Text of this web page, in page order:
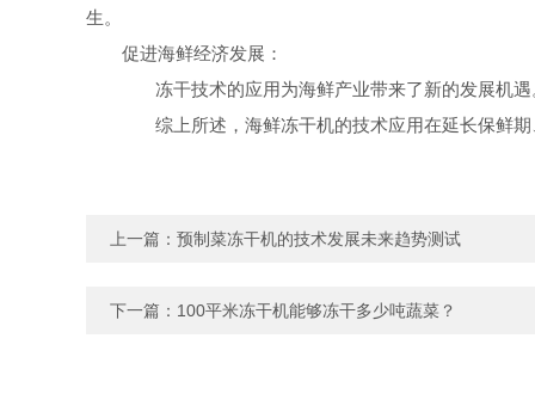
生。
促进海鲜经济发展：
冻干技术的应用为海鲜产业带来了新的发展机遇
综上所述，海鲜冻干机的技术应用在延长保鲜期
上一篇： 预制菜冻干机的技术发展未来趋势测试
下一篇： 100平米冻干机能够冻干多少吨蔬菜？